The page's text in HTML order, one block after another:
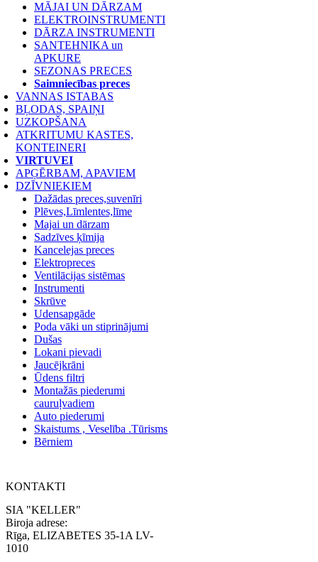
MĀJAI UN DĀRZAM
ELEKTROINSTRUMENTI
DĀRZA INSTRUMENTI
SANTEHNIKA un
APKURE
SEZONAS PRECES
Saimniecības preces
VANNAS ISTABAS
BĻODAS, SPAIŅI
UZKOPŠANA
ATKRITUMU KASTES,
KONTEINERI
VIRTUVEI
APĢĒRBAM, APAVIEM
DZĪVNIEKIEM
Dažādas preces,suvenīri
Plēves,Līmlentes,līme
Majai un dārzam
Sadzīves ķīmija
Kancelejas preces
Elektropreces
Ventilācijas sistēmas
Instrumenti
Skrūve
Udensapgāde
Poda vāki un stiprinājumi
Dušas
Lokani pievadi
Jaucējkrāni
Ūdens filtri
Montažās piederumi
cauruļvadiem
Auto piederumi
Skaistums , Veselība .Tūrisms
Bērniem
KONTAKTI
SIA "KELLER"
Biroja adrese:
Rīga, ELIZABETES 35-1A LV-
1010